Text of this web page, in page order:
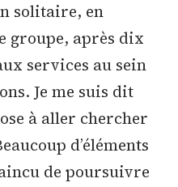
solitaire, en
groupe, après dix
services au sein
Je me suis dit
à aller chercher
d’éléments
de poursuivre